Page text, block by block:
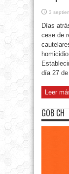
3
Días
cese de
día 27
Leer
GOB CH